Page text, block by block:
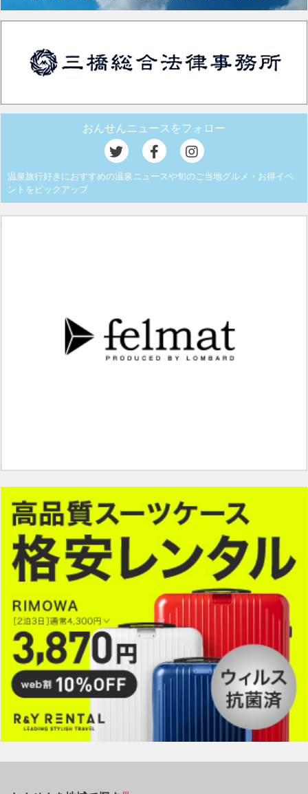
おんせんニュースをフォロー
温泉旅行好きにおすすめの温泉ニュースや旬のご当地グルメ・お得イベ
ントをピックアップ